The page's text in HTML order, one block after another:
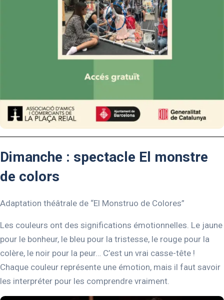
Dimanche : spectacle El monstre
de colors
Adaptation théâtrale de “El Monstruo de Colores”
Les couleurs ont des significations émotionnelles. Le jaune
pour le bonheur, le bleu pour la tristesse, le rouge pour la
colère, le noir pour la peur… C’est un vrai casse-tête !
Chaque couleur représente une émotion, mais il faut savoir
les interpréter pour les comprendre vraiment.